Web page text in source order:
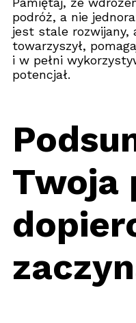
podróż, a nie
jest stale rozwijany,
towarzyszył,
i w pełni
potencjał.
Twoja